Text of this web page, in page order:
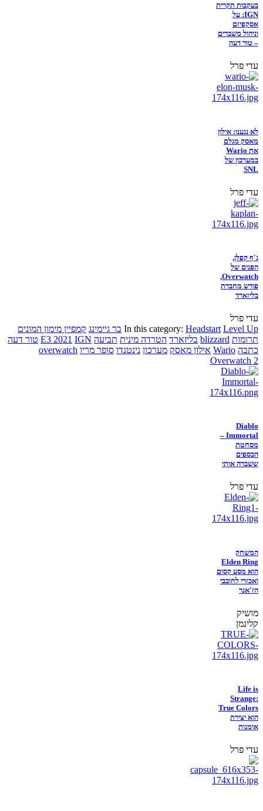
בעקבות תקרית
IGN: על
אסקפיזם
וניהול משברים
– טור דעה
עדי פרל
לא נגענו: אילון
מאסק מגלם
את Wario
במערכון של
SNL
עדי פרל
ג'ף קפלן,
הפנים של
Overwatch,
פורש מחברת
בליזארד
עדי פרל
In this category: Headstart Level Up בר גיימינג קמפיין מימון המונים
תרומות blizzard בליזארד הטרדה מינית תביעה E3 2021 IGN
טור דעה
כתבה Wario אילון מאסק מערכון נינטנדו סופר מריו overwatch
Overwatch 2
Diablo
Immortal –
מסחטת
הכספים
ששברה אותי
עדי פרל
המשחק
Elden Ring
הוא מסע קסום
ואכזרי לחובבי
הז'אנר
מושיק
קלינמן
Life is
Strange:
True Colors
הוא יצירת
אומנות
עדי פרל